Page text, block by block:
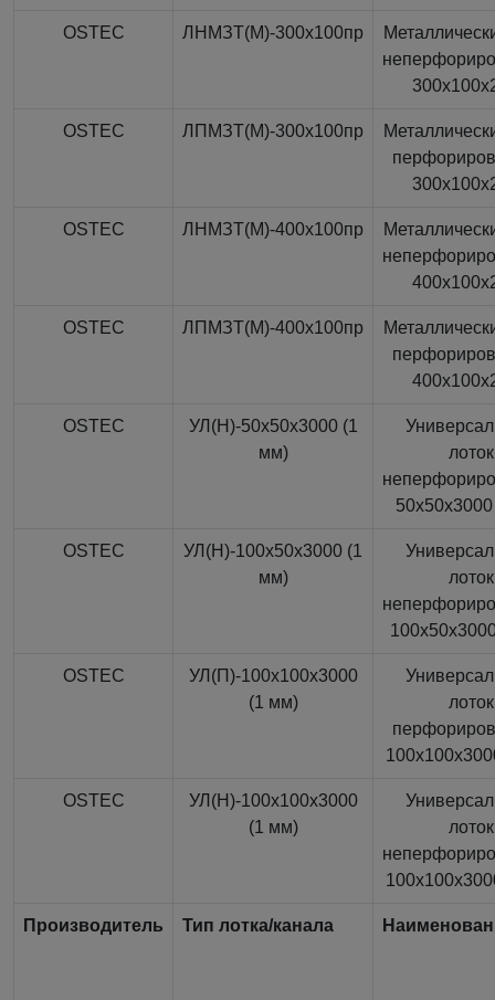
OSTEC ЛНМЗТ(М)-300x100пр
OSTEC ЛПМЗТ(М)-300x100пр
OSTEC ЛНМЗТ(М)-400x100пр
OSTEC ЛПМЗТ(М)-400x100пр
OSTEC
УЛ(Н)-50x50x3000 (1
мм)
лоток
OSTEC
УЛ(Н)-100x50x3000 (1
мм)
лоток
OSTEC
УЛ(П)-100x100x3000
(1 мм)
лоток
OSTEC
УЛ(Н)-100x100x3000
(1 мм)
лоток
Производитель Тип лотка/канала